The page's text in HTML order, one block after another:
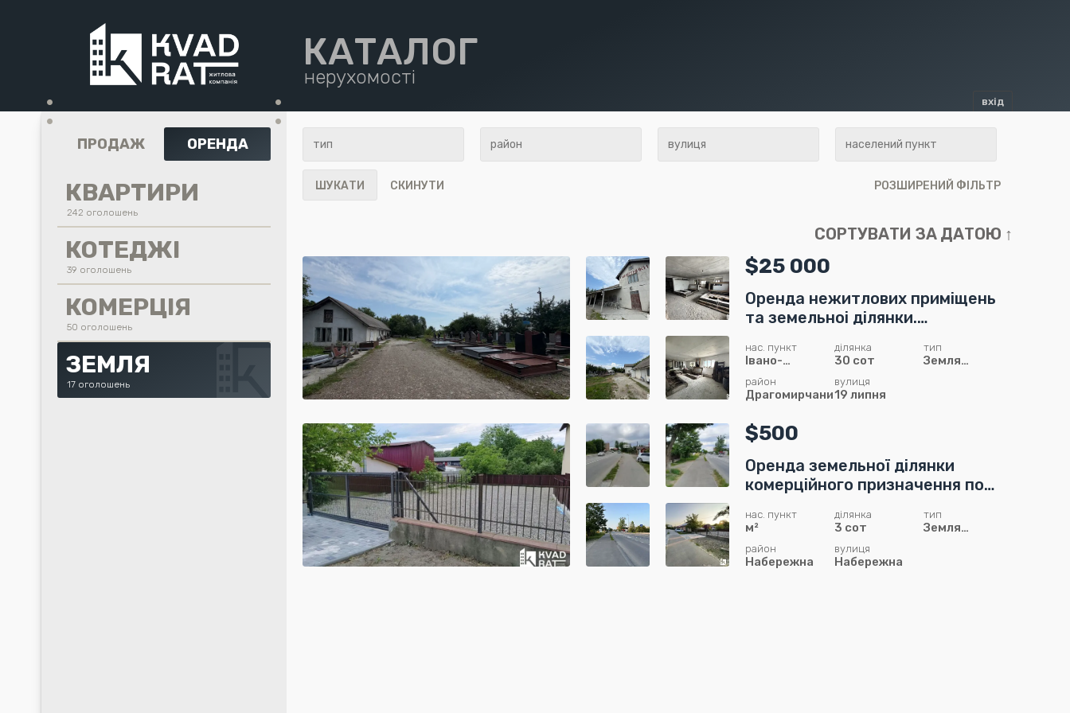
• •
КАТАЛОГ
нерухомості
вхід
• •
ПРОДАЖ ОРЕНДА
КВАРТИРИ
242 оголошень
КОТЕДЖІ
39 оголошень
КОМЕРЦІЯ
50 оголошень
ЗЕМЛЯ
17 оголошень
ШУКАТИ СКИНУТИ РОЗШИРЕНИЙ ФІЛЬТР
$25 000
Оренда нежитлових приміщень
та земельноі ділянки.
нас. пункт
Івано-
Франківськм²
ділянка
30 сот
тип
Земля
район
Драгомирчани
вулиця
19 липня
$500
Оренда земельної ділянки
комерційного призначення по
нас. пункт
м²
ділянка
3 сот
тип
Земля
район
Набережна
вулиця
Набережна